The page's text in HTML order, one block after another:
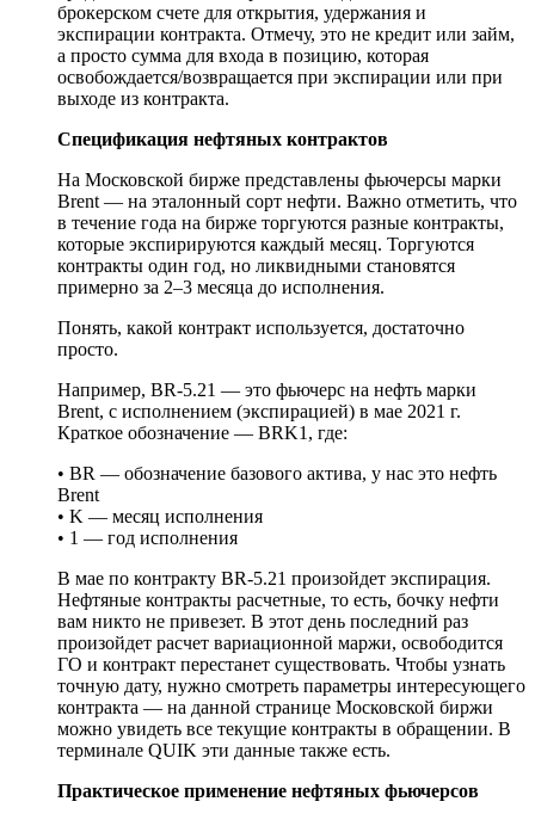
брокерском счете для открытия, удержания и
экспирации контракта. Отмечу, это не кредит или займ,
а просто сумма для входа в позицию, которая
освобождается/возвращается при экспирации или при
выходе из контракта.
Спецификация нефтяных контрактов
На Московской бирже представлены фьючерсы марки
Brent — на эталонный сорт нефти. Важно отметить, что
в течение года на бирже торгуются разные контракты,
которые экспирируются каждый месяц. Торгуются
контракты один год, но ликвидными становятся
примерно за 2–3 месяца до исполнения.
Понять, какой контракт используется, достаточно
просто.
Например, BR-5.21 — это фьючерс на нефть марки
Brent, с исполнением (экспирацией) в мае 2021 г.
Краткое обозначение — BRK1, где:
• BR — обозначение базового актива, у нас это нефть
Brent
• K — месяц исполнения
• 1 — год исполнения
В мае по контракту BR-5.21 произойдет экспирация.
Нефтяные контракты расчетные, то есть, бочку нефти
вам никто не привезет. В этот день последний раз
произойдет расчет вариационной маржи, освободится
ГО и контракт перестанет существовать. Чтобы узнать
точную дату, нужно смотреть параметры интересующего
контракта — на данной странице Московской биржи
можно увидеть все текущие контракты в обращении. В
терминале QUIK эти данные также есть.
Практическое применение нефтяных фьючерсов